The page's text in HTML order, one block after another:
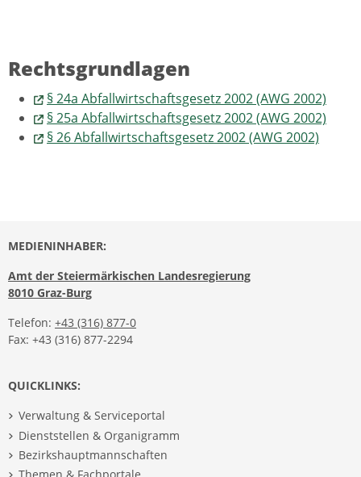
Rechtsgrundlagen
§ 24a Abfallwirtschaftsgesetz 2002 (AWG 2002)
§ 25a Abfallwirtschaftsgesetz 2002 (AWG 2002)
§ 26 Abfallwirtschaftsgesetz 2002 (AWG 2002)
MEDIENINHABER:
Amt der Steiermärkischen Landesregierung
8010 Graz-Burg
Telefon: +43 (316) 877-0
Fax: +43 (316) 877-2294
QUICKLINKS:
Verwaltung & Serviceportal
Dienststellen & Organigramm
Bezirkshauptmannschaften